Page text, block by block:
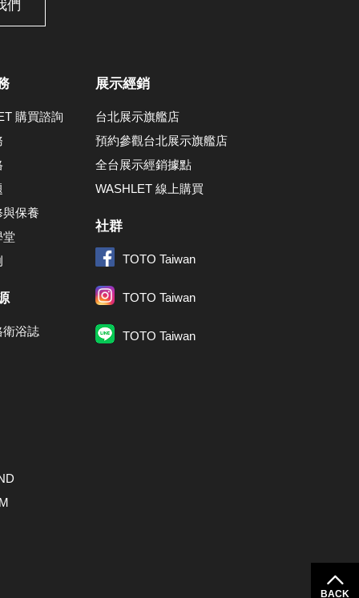
們
購買諮詢
保養
堂
衛浴誌
展示經銷
台北展示旗艦店
預約參觀台北展示旗艦店
全台展示經銷據點
WASHLET 線上購買
社群
TOTO Taiwan
TOTO Taiwan
TOTO Taiwan
BACK